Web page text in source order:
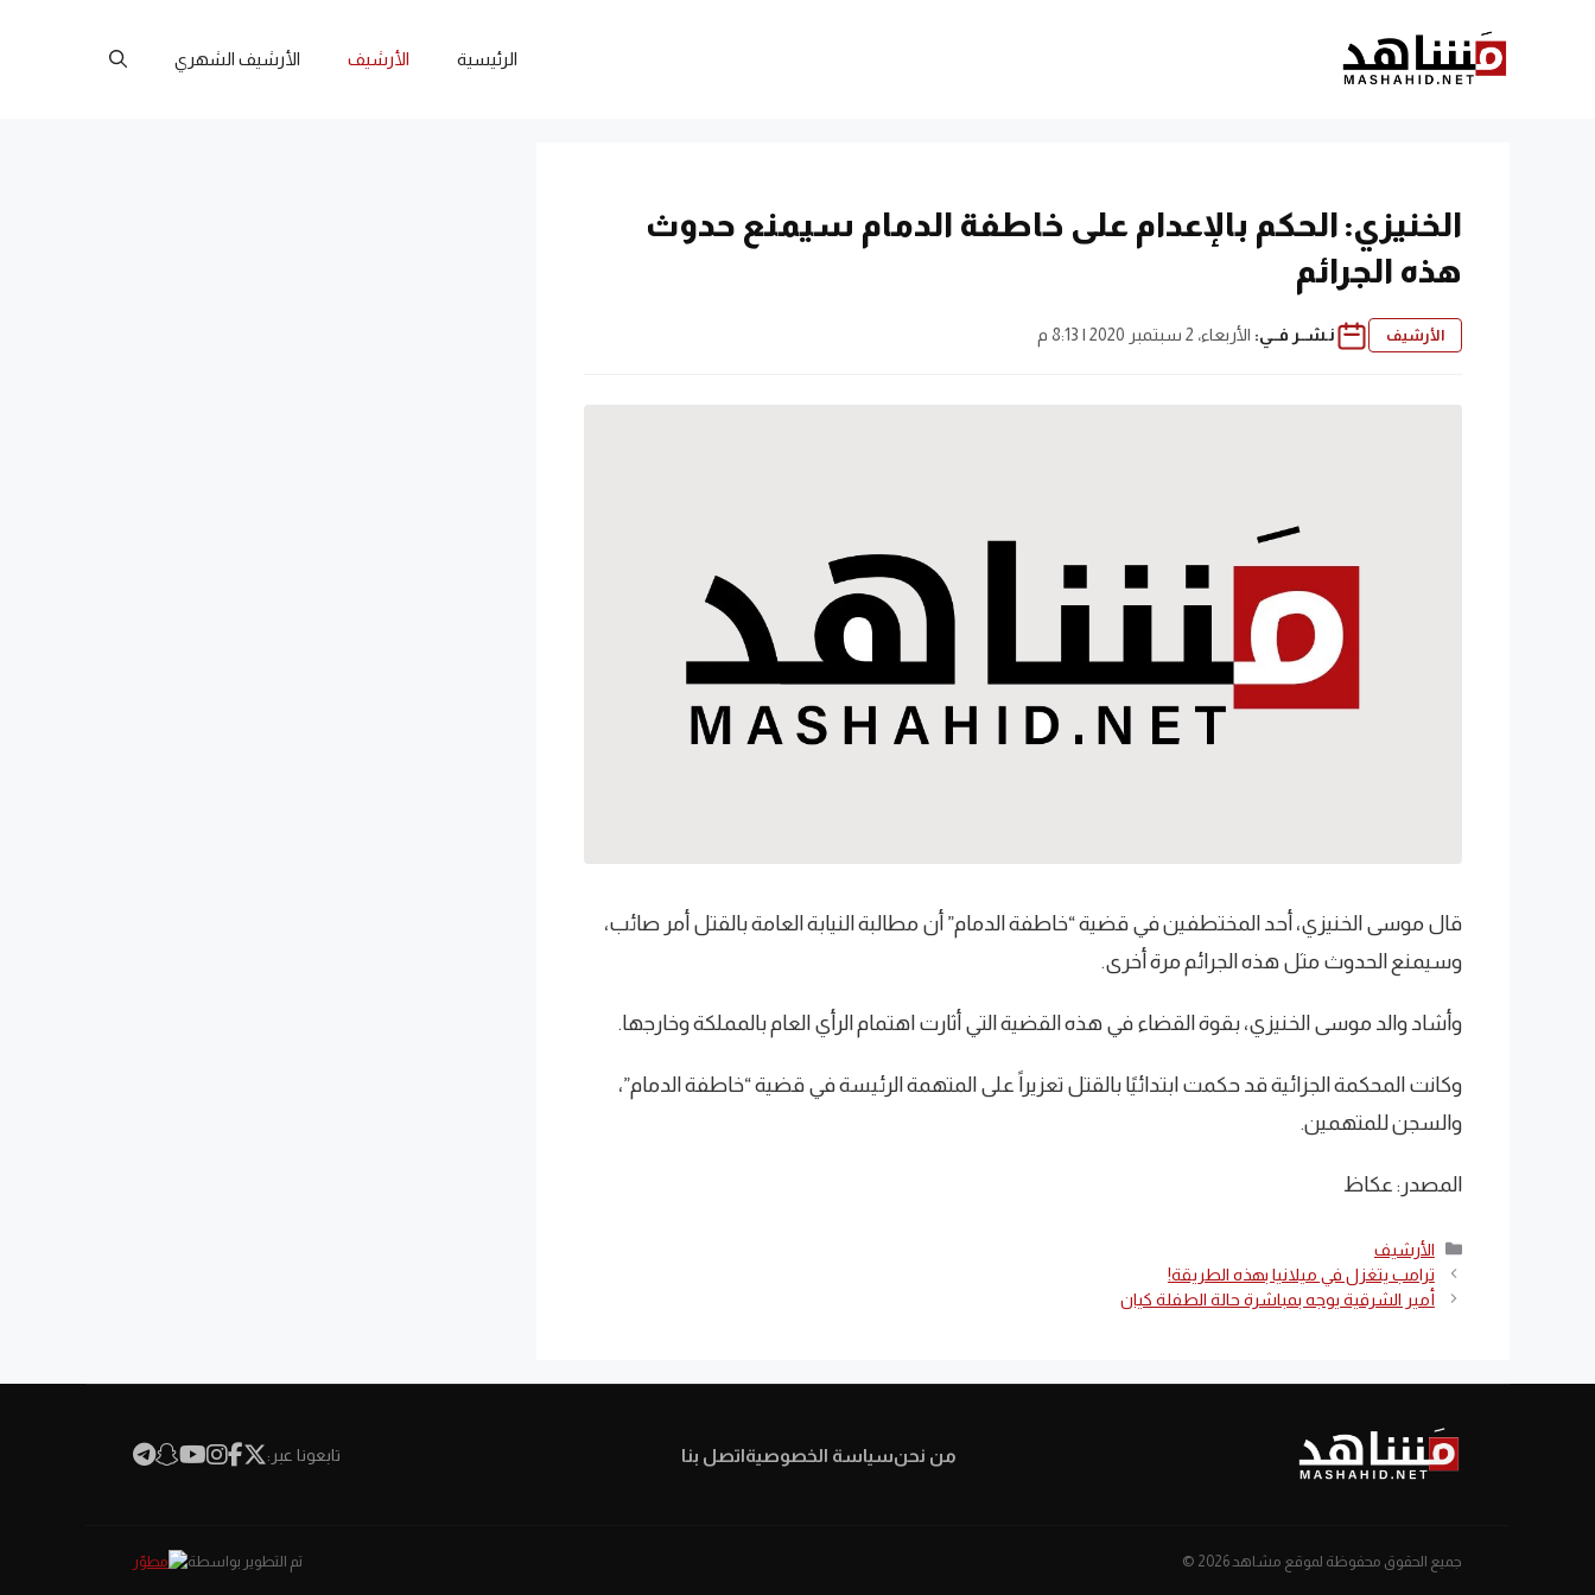
الرئيسية الأرشيف الأرشيف الشهري
الخنيزي: الحكم بالإعدام على خاطفة الدمام سيمنع حدوث
هذه الجرائم
الأرشيف نـشــر فــي: الأربعاء، 2 سبتمبر 2020 | 8:13 م
قال موسى الخنيزي، أحد المختطفين في قضية “خاطفة الدمام” أن مطالبة النيابة العامة بالقتل أمر صائب،
وسيمنع الحدوث مثل هذه الجرائم مرة أخرى.
وأشاد والد موسى الخنيزي، بقوة القضاء في هذه القضية التي أثارت اهتمام الرأي العام بالمملكة وخارجها.
وكانت المحكمة الجزائية قد حكمت ابتدائيًا بالقتل تعزيراً على المتهمة الرئيسة في قضية “خاطفة الدمام”،
والسجن للمتهمين.
المصدر: عكاظ
التصنيفات
الأرشيف
ترامب يتغزل في ميلانيا بهذه الطريقة!
أمير الشرقية يوجه بمباشرة حالة الطفلة كيان
من نحنسياسة الخصوصيةاتصل بنا تابعونا عبر:
جميع الحقوق محفوظة لموقع مشاهد 2026 © تم التطوير بواسطة